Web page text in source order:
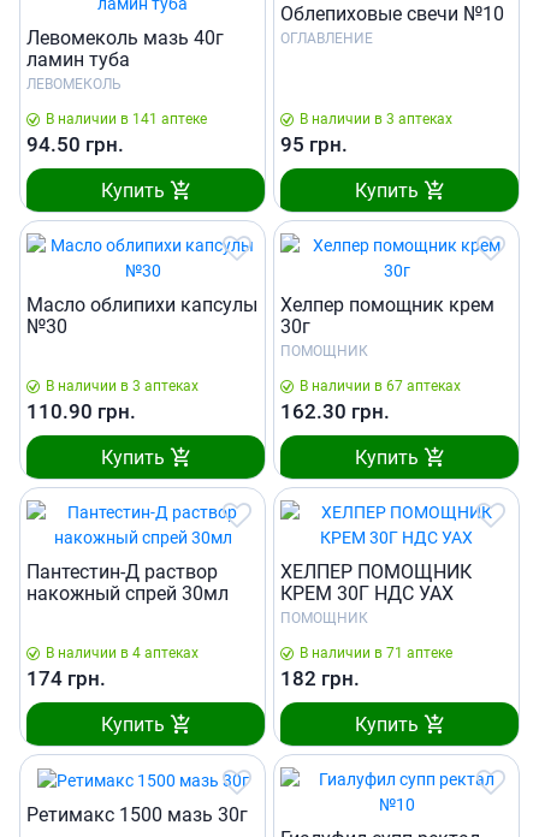
Левомеколь мазь 40г
ламин туба
ЛЕВОМЕКОЛЬ
В наличии в 141 аптеке
94.50 грн.
Купить
Облепиховые свечи №10
ОГЛАВЛЕНИЕ
В наличии в 3 аптеках
95 грн.
Купить
Масло облипихи капсулы
№30
В наличии в 3 аптеках
110.90 грн.
Купить
Хелпер помощник крем
30г
ПОМОЩНИК
В наличии в 67 аптеках
162.30 грн.
Купить
Пантестин-Д раствор
накожный спрей 30мл
В наличии в 4 аптеках
174 грн.
Купить
ХЕЛПЕР ПОМОЩНИК
КРЕМ 30Г НДС УАХ
ПОМОЩНИК
В наличии в 71 аптеке
182 грн.
Купить
Ретимакс 1500 мазь 30г